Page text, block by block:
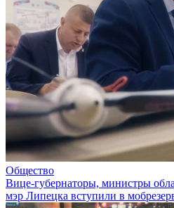
Общество
Вице-губернаторы, министры
мэр Липецка вступили в